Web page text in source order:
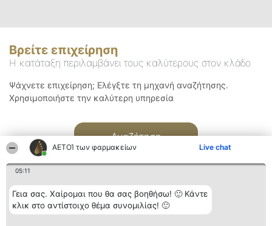
ΑΕΤΟΊ των φαρμακείων Live chat
05:11
Γεια σας. Χαίρομαι που θα σας βοηθήσω! 🙂 Κάντε
κλικ στο αντίστοιχο θέμα συνομιλίας! 🙂
Βρείτε επιχείρηση
Η κατάταξη περιλαμβάνει τους καλύτερους στον κλάδο
Ψάχνετε επιχείρηση; Ελέγξτε τη μηχανή αναζήτησης.
Χρησιμοποιήστε την καλύτερη υπηρεσία
Αναζήτηση